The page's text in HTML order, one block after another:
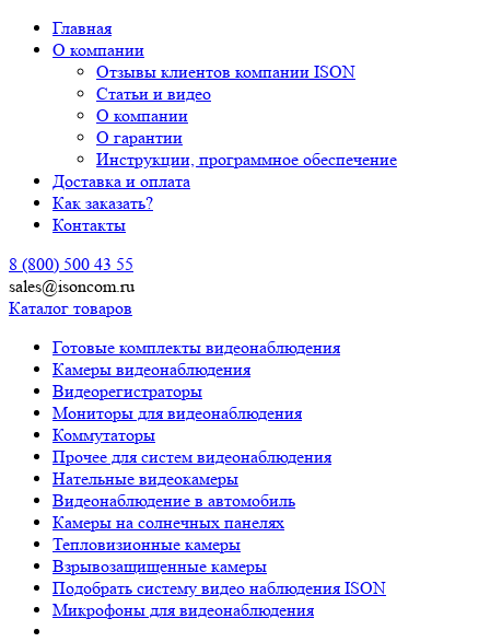
Главная
О компании
Отзывы клиентов компании ISON
Статьи и видео
О компании
О гарантии
Инструкции, программное обеспечение
Доставка и оплата
Как заказать?
Контакты
8 (800) 500 43 55
sales@isoncom.ru
Каталог товаров
Готовые комплекты видеонаблюдения
Камеры видеонаблюдения
Видеорегистраторы
Мониторы для видеонаблюдения
Коммутаторы
Прочее для систем видеонаблюдения
Нательные видеокамеры
Видеонаблюдение в автомобиль
Камеры на солнечных панелях
Тепловизионные камеры
Взрывозащищенные камеры
Подобрать систему видео наблюдения ISON
Микрофоны для видеонаблюдения